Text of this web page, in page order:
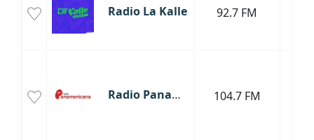
Radio La Kalle 92.7 FM
Radio Panamericana 104.7 FM